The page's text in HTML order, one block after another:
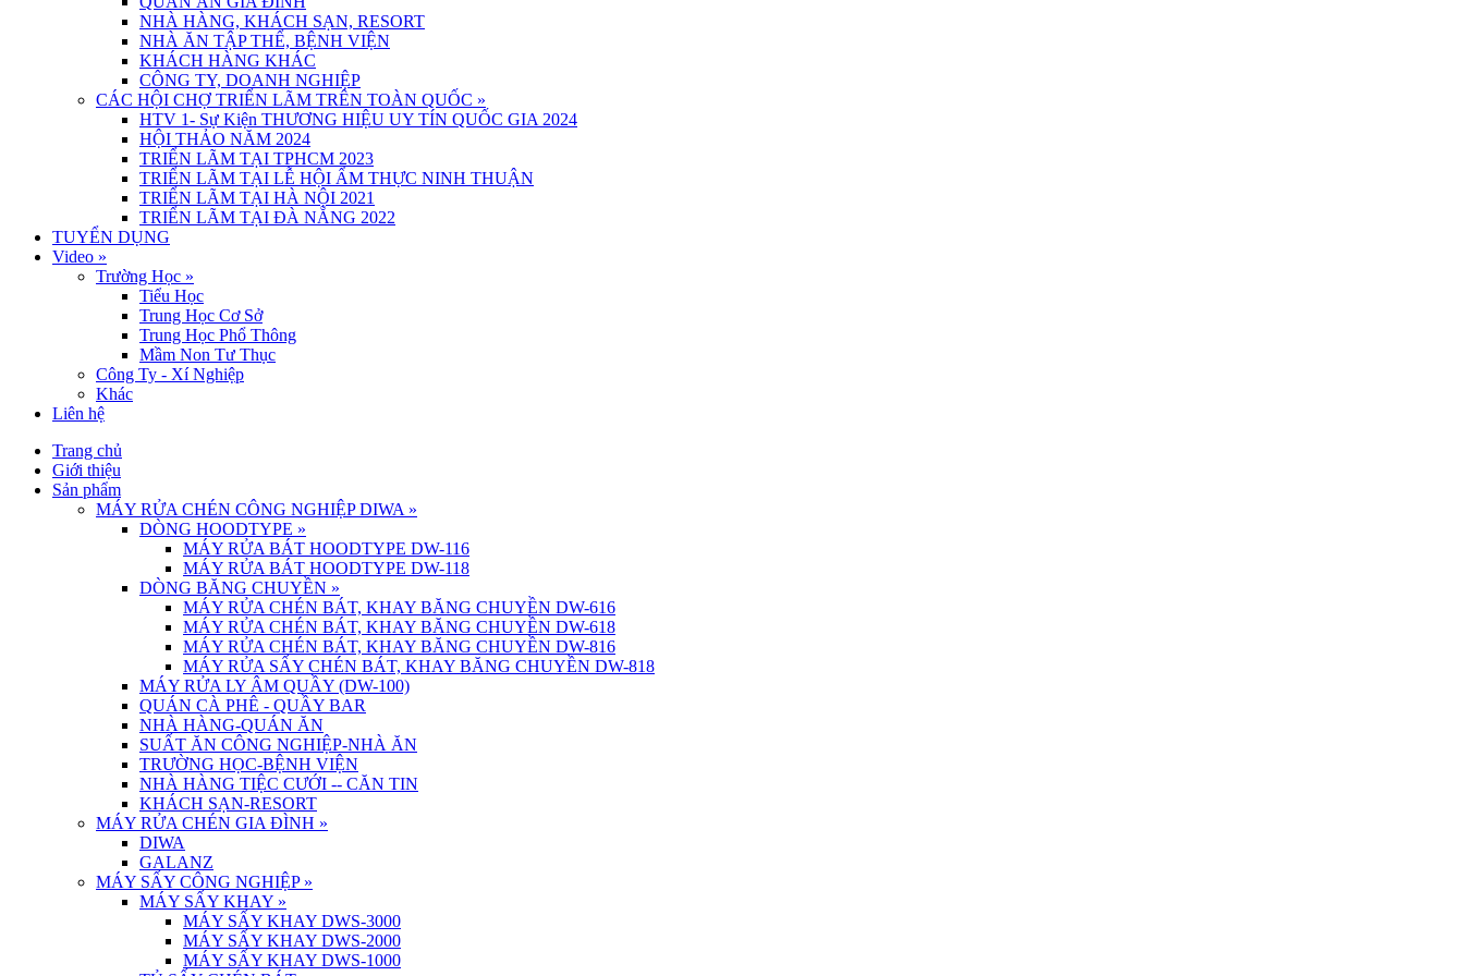
NHÀ HÀNG, KHÁCH SẠN, RESORT
NHÀ ĂN TẬP THỂ, BỆNH VIỆN
KHÁCH HÀNG KHÁC
CÔNG TY, DOANH NGHIỆP
CÁC HỘI CHỢ TRIỂN LÃM TRÊN TOÀN QUỐC »
HTV 1- Sự Kiện THƯƠNG HIỆU UY TÍN QUỐC GIA 2024
HỘI THẢO NĂM 2024
TRIỂN LÃM TẠI TPHCM 2023
TRIỂN LÃM TẠI LỄ HỘI ẨM THỰC NINH THUẬN
TRIỂN LÃM TẠI HÀ NỘI 2021
TRIỂN LÃM TẠI ĐÀ NẴNG 2022
TUYỂN DỤNG
Video »
Trường Học »
Tiểu Học
Trung Học Cơ Sở
Trung Học Phổ Thông
Mầm Non Tư Thục
Công Ty - Xí Nghiệp
Khác
Liên hệ
Trang chủ
Giới thiệu
Sản phẩm
MÁY RỬA CHÉN CÔNG NGHIỆP DIWA »
DÒNG HOODTYPE »
MÁY RỬA BÁT HOODTYPE DW-116
MÁY RỬA BÁT HOODTYPE DW-118
DÒNG BĂNG CHUYỀN »
MÁY RỬA CHÉN BÁT, KHAY BĂNG CHUYỀN DW-616
MÁY RỬA CHÉN BÁT, KHAY BĂNG CHUYỀN DW-618
MÁY RỬA CHÉN BÁT, KHAY BĂNG CHUYỀN DW-816
MÁY RỬA SẤY CHÉN BÁT, KHAY BĂNG CHUYỀN DW-818
MÁY RỬA LY ÂM QUẦY (DW-100)
QUÁN CÀ PHÊ - QUẦY BAR
NHÀ HÀNG-QUÁN ĂN
SUẤT ĂN CÔNG NGHIỆP-NHÀ ĂN
TRƯỜNG HỌC-BỆNH VIỆN
NHÀ HÀNG TIỆC CƯỚI -- CĂN TIN
KHÁCH SẠN-RESORT
MÁY RỬA CHÉN GIA ĐÌNH »
DIWA
GALANZ
MÁY SẤY CÔNG NGHIỆP »
MÁY SẤY KHAY »
MÁY SẤY KHAY DWS-3000
MÁY SẤY KHAY DWS-2000
MÁY SẤY KHAY DWS-1000